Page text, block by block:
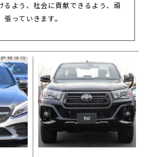
るよう、社会に貢献できるよう、頑
張っていきます。